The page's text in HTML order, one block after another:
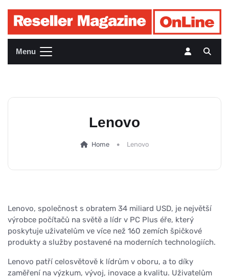
Menu
Lenovo
Home Lenovo
Lenovo, společnost s obratem 34 miliard USD, je největší
výrobce počítačů na světě a lídr v PC Plus éře, který
poskytuje uživatelům ve více než 160 zemích špičkové
produkty a služby postavené na moderních technologiích.
Lenovo patří celosvětově k lídrům v oboru, a to díky
zaměření na výzkum, vývoj, inovace a kvalitu. Uživatelům